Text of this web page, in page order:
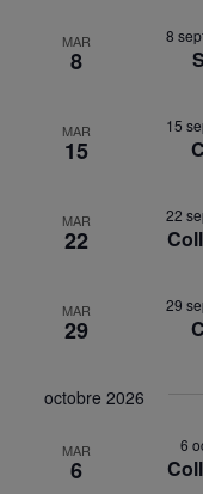
MAR
8
8
MAR
15
15
MAR
22
22
MAR
29
29
octobre 2026
MAR
6
6